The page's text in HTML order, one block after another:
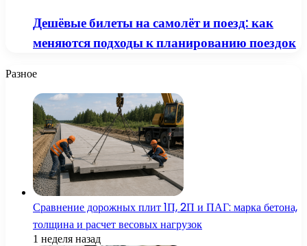
Дешёвые билеты на самолёт и поезд: как
меняются подходы к планированию поездок
Разное
Сравнение дорожных плит 1П, 2П и ПАГ: марка бетона,
толщина и расчет весовых нагрузок
1 неделя назад